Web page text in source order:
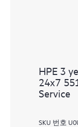
HPE 3
24x7
Service
SKU 번호